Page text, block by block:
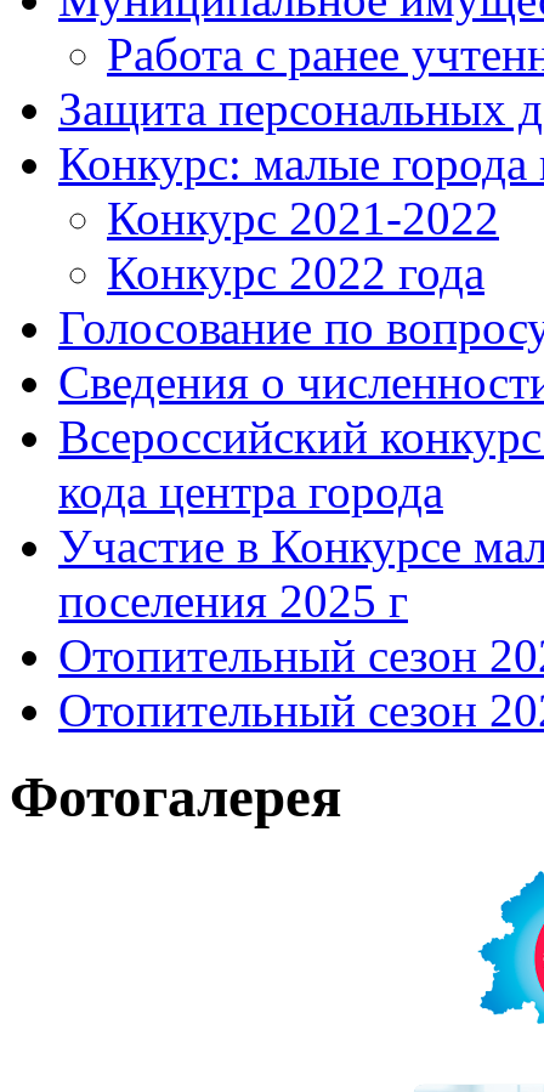
Работа с ранее
Защита персональных
Конкурс: малые города
Конкурс 2021-2022
Конкурс 2022 года
Голосование по
Сведения о
Всероссийский
кода центра города
Участие в Конкурсе
поселения 2025 г
Отопительный сезон
Отопительный сезон
Фотогалерея